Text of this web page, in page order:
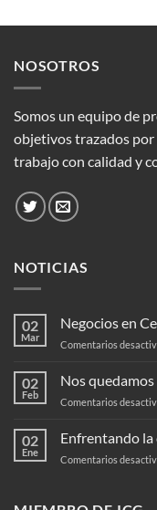
NOSOTROS
Somos un equipo de
objetivos trazados por
trabajo con calidad y
NOTICIAS
02
Mar
Negocios en
Comentarios
02
Feb
Nos quedamos
Comentarios
02
Ene
Enfrentando
Comentarios